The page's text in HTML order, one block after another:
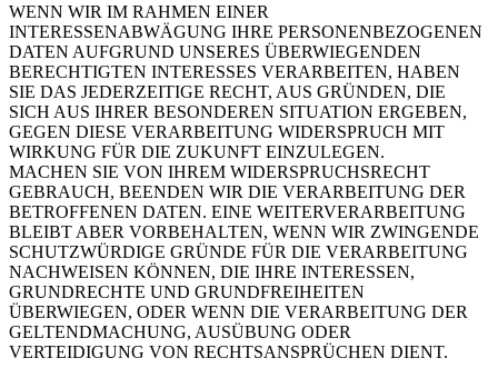
WENN WIR IM RAHMEN EINER
INTERESSENABWÄGUNG IHRE PERSONENBEZOGENEN
DATEN AUFGRUND UNSERES ÜBERWIEGENDEN
BERECHTIGTEN INTERESSES VERARBEITEN, HABEN
SIE DAS JEDERZEITIGE RECHT, AUS GRÜNDEN, DIE
SICH AUS IHRER BESONDEREN SITUATION ERGEBEN,
GEGEN DIESE VERARBEITUNG WIDERSPRUCH MIT
WIRKUNG FÜR DIE ZUKUNFT EINZULEGEN.
MACHEN SIE VON IHREM WIDERSPRUCHSRECHT
GEBRAUCH, BEENDEN WIR DIE VERARBEITUNG DER
BETROFFENEN DATEN. EINE WEITERVERARBEITUNG
BLEIBT ABER VORBEHALTEN, WENN WIR ZWINGENDE
SCHUTZWÜRDIGE GRÜNDE FÜR DIE VERARBEITUNG
NACHWEISEN KÖNNEN, DIE IHRE INTERESSEN,
GRUNDRECHTE UND GRUNDFREIHEITEN
ÜBERWIEGEN, ODER WENN DIE VERARBEITUNG DER
GELTENDMACHUNG, AUSÜBUNG ODER
VERTEIDIGUNG VON RECHTSANSPRÜCHEN DIENT.